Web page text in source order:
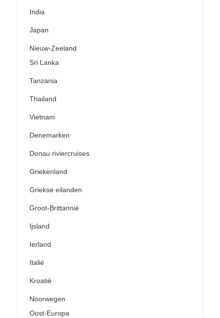
India
Japan
Nieuw-Zeeland
Sri Lanka
Tanzania
Thailand
Vietnam
Denemarken
Donau riviercruises
Griekenland
Griekse eilanden
Groot-Brittannië
Ijsland
Ierland
Italië
Kroatië
Noorwegen
Oost-Europa